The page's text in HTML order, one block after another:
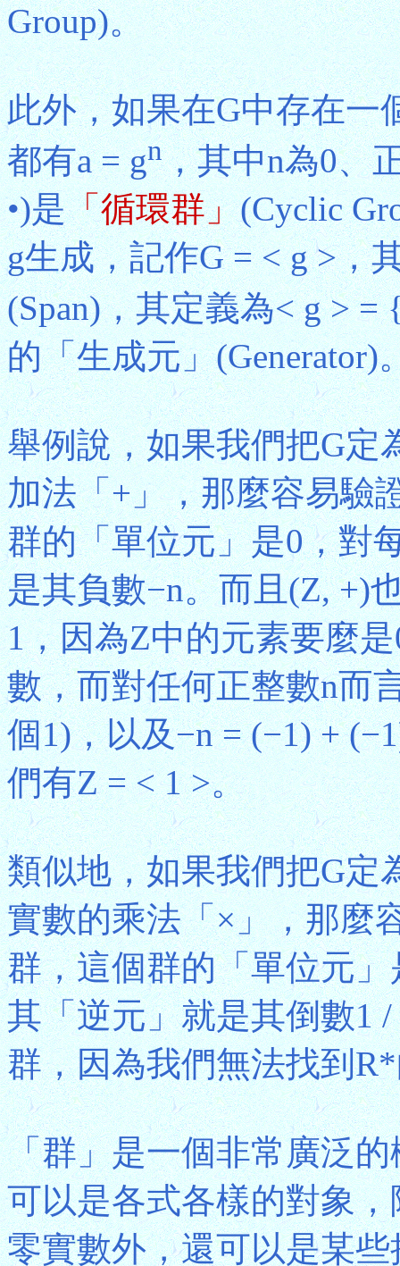
Group)。
此外，如果在G中存在一
都有a = gn，其中n為0、
•)是「循環群」(Cyclic
g生成，記作G = < g >，
(Span)，其定義為< g > =
的「生成元」(Generator)
舉例說，如果我們把G定
加法「+」，那麼容易驗
群的「單位元」是0，對
是其負數−n。而且(Z, +)
1，因為Z中的元素要麼
數，而對任何正整數n而
個1)，以及−n = (−1) +
們有Z = < 1 >。
類似地，如果我們把G定
實數的乘法「×」，那麼
群，這個群的「單位元
其「逆元」就是其倒數1
群，因為我們無法找到
「群」是一個非常廣泛
可以是各式各樣的對象
零實數外，還可以是某